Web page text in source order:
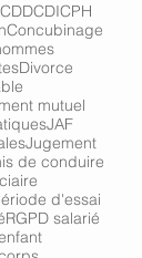
CDDCDICPH
Concubinage
Divorce
mutuel
JAF
Jugement
de conduire
d'essai
RGPD salarié